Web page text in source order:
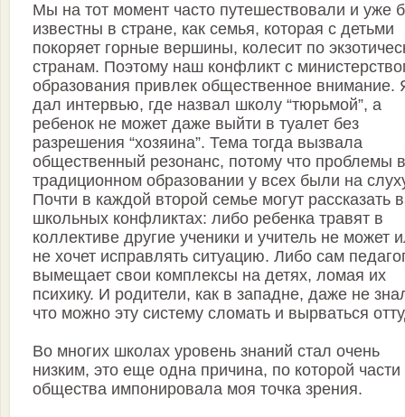
Мы на тот момент часто путешествовали и уже
известны в стране, как семья, которая с детьми
покоряет горные вершины, колесит по
странам. Поэтому наш конфликт с
образования привлек общественное внимание.
дал интервью, где назвал школу “тюрьмой”, а
ребенок не может даже выйти в туалет без
разрешения “хозяина”. Тема тогда вызвала
общественный резонанс, потому что проблемы в
традиционном образовании у всех были на
Почти в каждой второй семье могут рассказать
школьных конфликтах: либо ребенка травят в
коллективе другие ученики и учитель не может
не хочет исправлять ситуацию. Либо сам
вымещает свои комплексы на детях, ломая их
психику. И родители, как в западне, даже не
что можно эту систему сломать и вырваться
Во многих школах уровень знаний стал очень
низким, это еще одна причина, по которой части
общества импонировала моя точка зрения.